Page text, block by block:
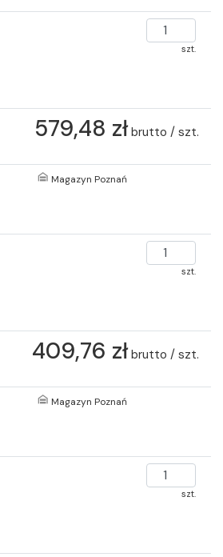
szt.
579,48 zł brutto / szt.
Magazyn Poznań
szt.
409,76 zł brutto / szt.
Magazyn Poznań
szt.